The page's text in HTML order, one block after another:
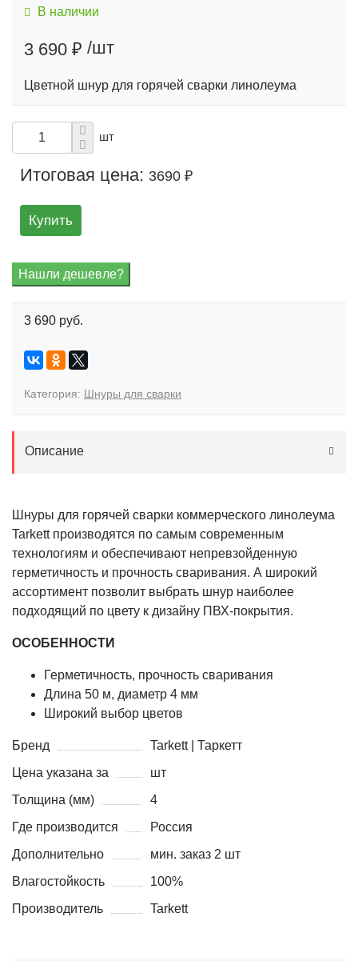
В наличии
3 690 ₽ /шт
Цветной шнур для горячей сварки линолеума
шт
Итоговая цена: 3690 ₽
Купить
3 690 руб.
Категория: Шнуры для сварки
Описание
Шнуры для горячей сварки коммерческого линолеума
Tarkett производятся по самым современным
технологиям и обеспечивают непревзойденную
герметичность и прочность сваривания. А широкий
ассортимент позволит выбрать шнур наиболее
подходящий по цвету к дизайну ПВХ-покрытия.
ОСОБЕННОСТИ
Герметичность, прочность сваривания
Длина 50 м, диаметр 4 мм
Широкий выбор цветов
Бренд
Tarkett | Таркетт
Цена указана за
шт
Толщина (мм)
4
Где производится
Россия
Дополнительно
мин. заказ 2 шт
Влагостойкость
100%
Производитель
Tarkett